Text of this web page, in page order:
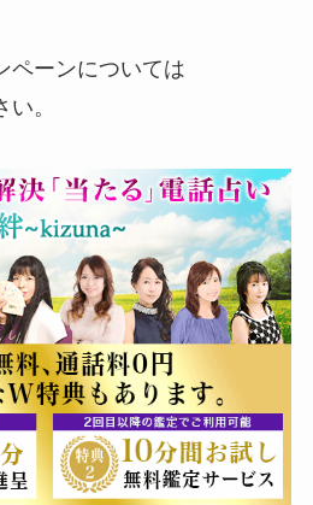
ペーンについては
。